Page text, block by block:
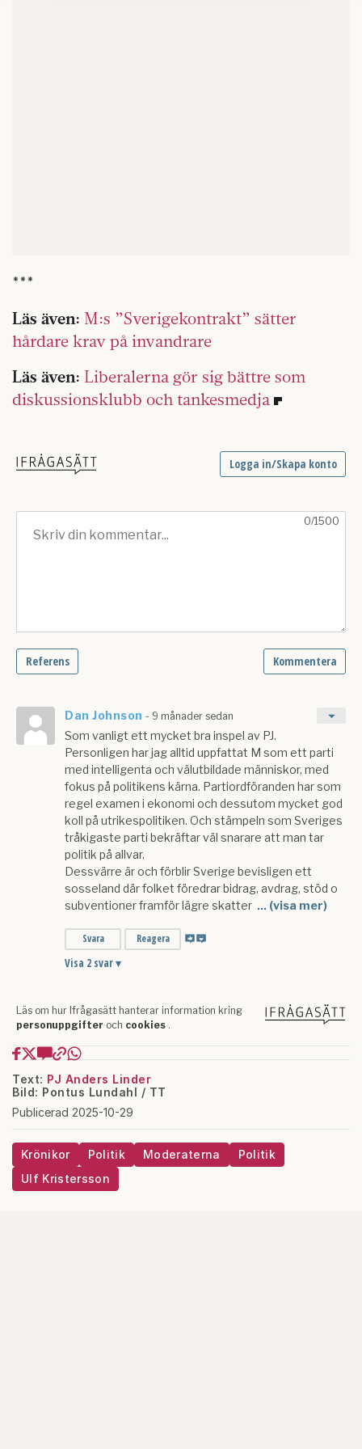
***
Läs även: M:s ”Sverigekontrakt” sätter
hårdare krav på invandrare
Läs även: Liberalerna gör sig bättre som
diskussionsklubb och tankesmedja
Text: PJ Anders Linder
Bild: Pontus Lundahl / TT
Publicerad 2025-10-29
Krönikor Politik Moderaterna
Politik
Ulf Kristersson